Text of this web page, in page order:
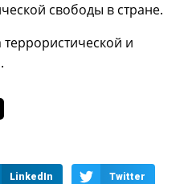
свободы в стране.
и
LinkedIn Twitter